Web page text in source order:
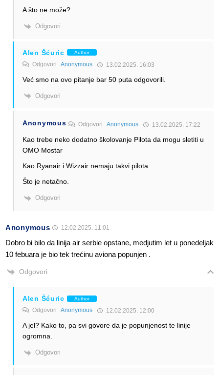
A što ne može?
Odgovori
Alen Šćuric Author
Odgovori Anonymous 13.02.2025. 16:03
Već smo na ovo pitanje bar 50 puta odgovorili.
Odgovori
Anonymous OdgovoriAnonymous 13.02.2025. 17:22
Kao trebe neko dodatno školovanje Pilota da mogu sletiti u
OMO Mostar
Kao Ryanair i Wizzair nemaju takvi pilota.
Što je netačno.
Odgovori
Anonymous 12.02.2025. 11:01
Dobro bi bilo da linija air serbie opstane, medjutim let u ponedeljak
10 febuara je bio tek trećinu aviona popunjen .
Odgovori
Alen Šćuric Author
Odgovori Anonymous 12.02.2025. 12:00
A jel? Kako to, pa svi govore da je popunjenost te linije
ogromna.
Odgovori